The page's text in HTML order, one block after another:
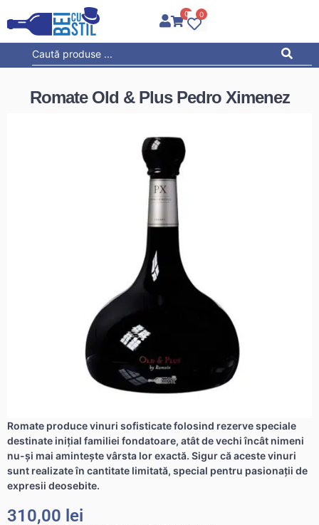
0 0
Romate Old & Plus Pedro Ximenez
Romate produce vinuri sofisticate folosind rezerve speciale
destinate iniţial familiei fondatoare, atât de vechi încât nimeni
nu-şi mai aminteşte vârsta lor exactă. Sigur că aceste vinuri
sunt realizate în cantitate limitată, special pentru pasionații de
expresii deosebite.
310,00 lei